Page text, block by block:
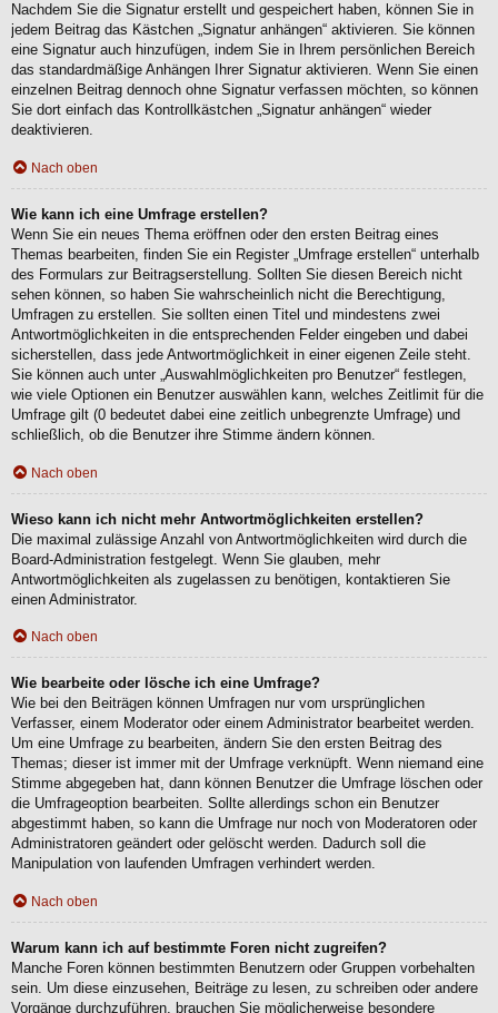
Nachdem Sie die Signatur erstellt und gespeichert haben, können Sie in
jedem Beitrag das Kästchen „Signatur anhängen“ aktivieren. Sie können
eine Signatur auch hinzufügen, indem Sie in Ihrem persönlichen Bereich
das standardmäßige Anhängen Ihrer Signatur aktivieren. Wenn Sie einen
einzelnen Beitrag dennoch ohne Signatur verfassen möchten, so können
Sie dort einfach das Kontrollkästchen „Signatur anhängen“ wieder
deaktivieren.
Nach oben
Wie kann ich eine Umfrage erstellen?
Wenn Sie ein neues Thema eröffnen oder den ersten Beitrag eines
Themas bearbeiten, finden Sie ein Register „Umfrage erstellen“ unterhalb
des Formulars zur Beitragserstellung. Sollten Sie diesen Bereich nicht
sehen können, so haben Sie wahrscheinlich nicht die Berechtigung,
Umfragen zu erstellen. Sie sollten einen Titel und mindestens zwei
Antwortmöglichkeiten in die entsprechenden Felder eingeben und dabei
sicherstellen, dass jede Antwortmöglichkeit in einer eigenen Zeile steht.
Sie können auch unter „Auswahlmöglichkeiten pro Benutzer“ festlegen,
wie viele Optionen ein Benutzer auswählen kann, welches Zeitlimit für die
Umfrage gilt (0 bedeutet dabei eine zeitlich unbegrenzte Umfrage) und
schließlich, ob die Benutzer ihre Stimme ändern können.
Nach oben
Wieso kann ich nicht mehr Antwortmöglichkeiten erstellen?
Die maximal zulässige Anzahl von Antwortmöglichkeiten wird durch die
Board-Administration festgelegt. Wenn Sie glauben, mehr
Antwortmöglichkeiten als zugelassen zu benötigen, kontaktieren Sie
einen Administrator.
Nach oben
Wie bearbeite oder lösche ich eine Umfrage?
Wie bei den Beiträgen können Umfragen nur vom ursprünglichen
Verfasser, einem Moderator oder einem Administrator bearbeitet werden.
Um eine Umfrage zu bearbeiten, ändern Sie den ersten Beitrag des
Themas; dieser ist immer mit der Umfrage verknüpft. Wenn niemand eine
Stimme abgegeben hat, dann können Benutzer die Umfrage löschen oder
die Umfrageoption bearbeiten. Sollte allerdings schon ein Benutzer
abgestimmt haben, so kann die Umfrage nur noch von Moderatoren oder
Administratoren geändert oder gelöscht werden. Dadurch soll die
Manipulation von laufenden Umfragen verhindert werden.
Nach oben
Warum kann ich auf bestimmte Foren nicht zugreifen?
Manche Foren können bestimmten Benutzern oder Gruppen vorbehalten
sein. Um diese einzusehen, Beiträge zu lesen, zu schreiben oder andere
Vorgänge durchzuführen, brauchen Sie möglicherweise besondere